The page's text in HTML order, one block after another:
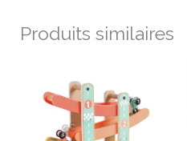
Produits similaires